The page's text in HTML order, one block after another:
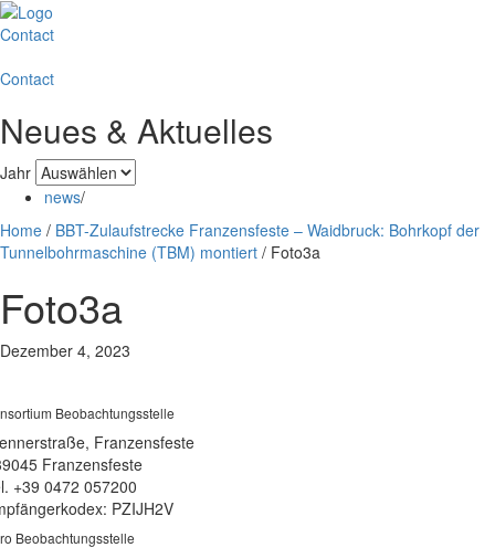
Contact
Contact
Neues & Aktuelles
Jahr
news/
Home / BBT-Zulaufstrecke Franzensfeste – Waidbruck: Bohrkopf der
Tunnelbohrmaschine (TBM) montiert / Foto3a
Foto3a
Dezember 4, 2023
Beobachtungsstelle
Franzensfeste
Franzensfeste
+39 0472 057200
PZIJH2V
Beobachtungsstelle